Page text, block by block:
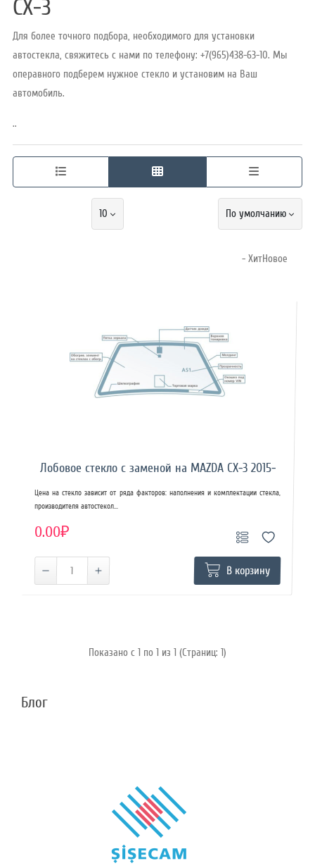
Режим
CX-3
Для более точного подбора, необходимого для установки
автостекла, свяжитесь с нами по телефону: +7(965)438-63-10. Мы
операвного подберем нужное стекло и установим на Ваш
автомобиль.
..
10 По умолчанию
- ХитНовое
Лобовое стекло с заменой на MAZDA CX-3 2015-
Цена на стекло зависит от ряда факторов: наполнения и комплектации стекла,
производителя автостекол...
0.00₽
В корзину
Показано с 1 по 1 из 1 (Страниц: 1)
Блог